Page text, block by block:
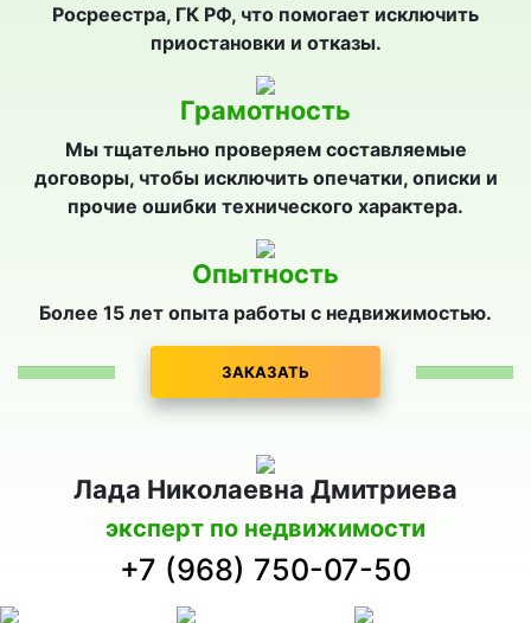
Росреестра, ГК РФ, что помогает исключить
приостановки и отказы.
Грамотность
Мы тщательно проверяем составляемые
договоры, чтобы исключить опечатки, описки и
прочие ошибки технического характера.
Опытность
Более 15 лет опыта работы с недвижимостью.
ЗАКАЗАТЬ
Лада Николаевна Дмитриева
эксперт по недвижимости
+7 (968) 750-07-50